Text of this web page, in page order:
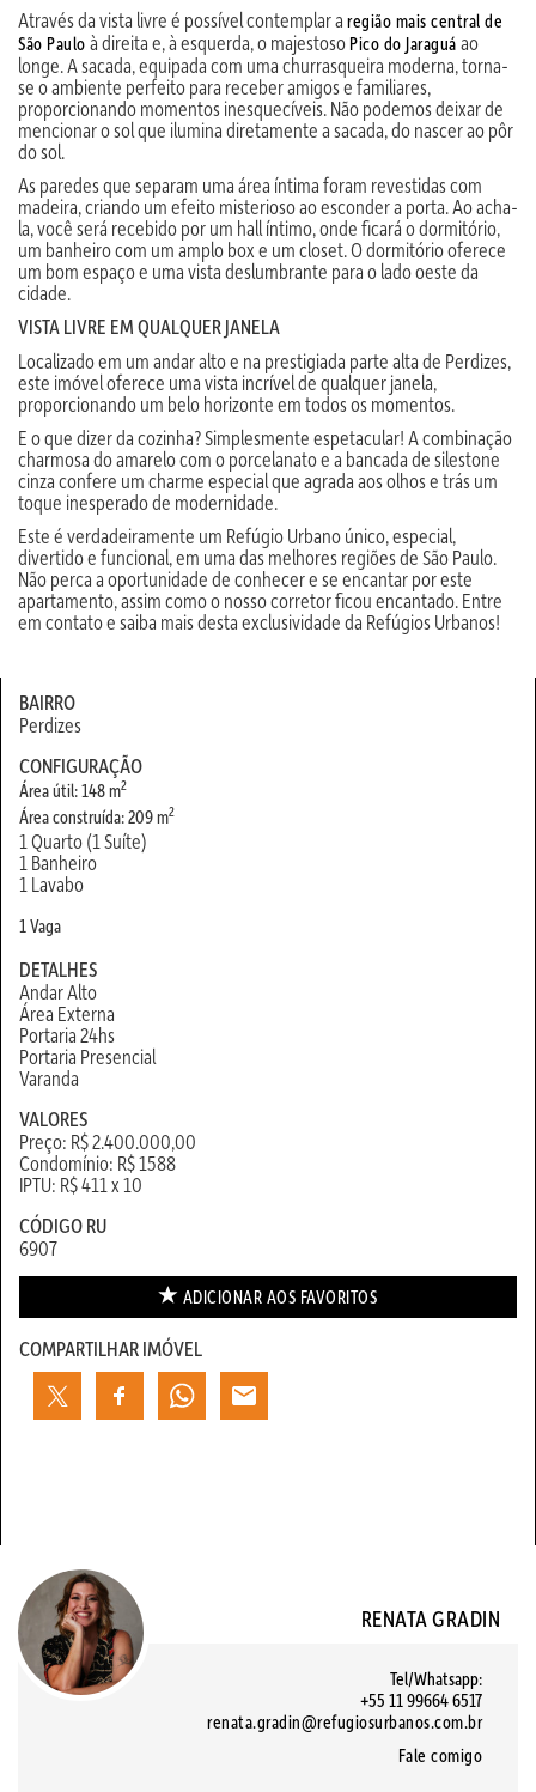
Através da vista livre é possível contemplar a região mais central de
São Paulo à direita e, à esquerda, o majestosoPico do Jaraguá ao
longe. A sacada, equipada com uma churrasqueira moderna, torna-
se o ambiente perfeito para receber amigos e familiares,
proporcionando momentos inesquecíveis. Não podemos deixar de
mencionar o sol que ilumina diretamente a sacada, do nascer ao pôr
do sol.
As paredes que separam uma área íntima foram revestidas com
madeira, criando um efeito misterioso ao esconder a porta. Ao acha-
la, você será recebido por um hall íntimo, onde ficará o dormitório,
um banheiro com um amplo box e um closet. O dormitório oferece
um bom espaço e uma vista deslumbrante para o lado oeste da
cidade.
VISTA LIVRE EM QUALQUER JANELA
Localizado em um andar alto e na prestigiada parte alta de Perdizes,
este imóvel oferece uma vista incrível de qualquer janela,
proporcionando um belo horizonte em todos os momentos.
E o que dizer da cozinha? Simplesmente espetacular! A combinação
charmosa do amarelo com o porcelanato e a bancada de silestone
cinza confere um charme especial que agrada aos olhos e trás um
toque inesperado de modernidade.
Este é verdadeiramente um Refúgio Urbano único, especial,
divertido e funcional, em uma das melhores regiões de São Paulo.
Não perca a oportunidade de conhecer e se encantar por este
apartamento, assim como o nosso corretor ficou encantado. Entre
em contato e saiba mais desta exclusividade da Refúgios Urbanos!
BAIRRO
Perdizes
CONFIGURAÇÃO
Área útil: 148 m2
Área construída: 209 m2
1 Quarto (1 Suíte)
1 Banheiro
1 Lavabo
1 Vaga
DETALHES
Andar Alto
Área Externa
Portaria 24hs
Portaria Presencial
Varanda
VALORES
Preço: R$ 2.400.000,00
Condomínio: R$ 1588
IPTU: R$ 411 x 10
CÓDIGO RU
6907
ADICIONAR AOS FAVORITOS
COMPARTILHAR IMÓVEL
RENATA GRADIN
Tel/Whatsapp:
+55 11 99664 6517
renata.gradin@refugiosurbanos.com.br
Fale comigo